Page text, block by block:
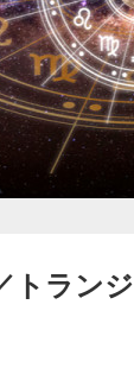
ラン